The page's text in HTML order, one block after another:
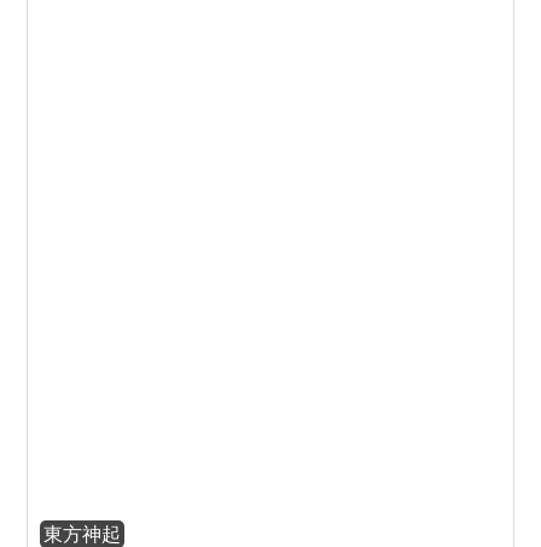
東方神起